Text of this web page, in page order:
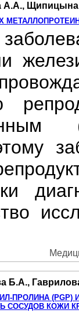
А.А.,
Б.А.,
ПРОЛИНА
СОСУДОВ КОЖИ